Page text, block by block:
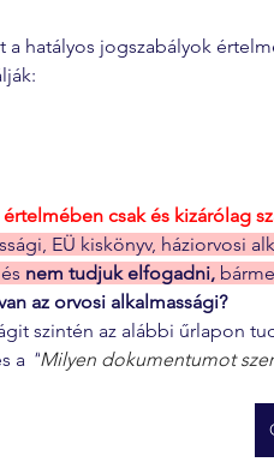
a hatályos jogszabályok
csak és kizárólag
EÜ kiskönyv, háziorvosi
nem tudjuk elfogadni,
az orvosi alkalmassági?
szintén az alábbi űrlapon
a "Milyen dokumentumot